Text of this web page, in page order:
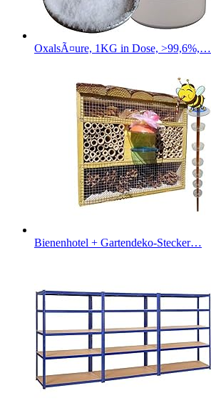
OxalsÃ¤ure, 1KG in Dose, >99,6%,…
Bienenhotel + Gartendeko-Stecker…